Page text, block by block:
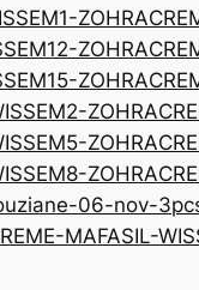
ZOHRA
ZOHRA
ZOHRA
ZOHRA
ZOHRA
ZOHRA
06-nov-
MAFASIL-